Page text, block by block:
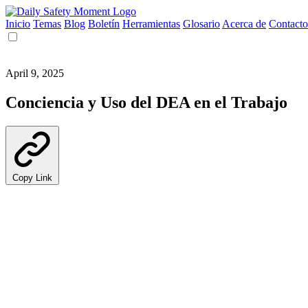
Inicio Temas Blog Boletín Herramientas Glosario Acerca de Contacto
April 9, 2025
Conciencia y Uso del DEA en el Trabajo
Copy Link